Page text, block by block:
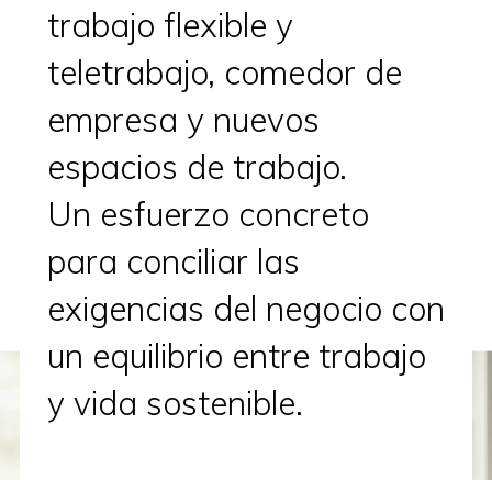
trabajo flexible y
teletrabajo, comedor de
empresa y nuevos
espacios de trabajo.
Un esfuerzo concreto
para conciliar las
exigencias del negocio con
un equilibrio entre trabajo
y vida sostenible.